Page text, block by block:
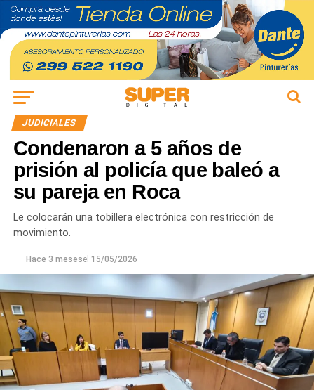
JUDICIALES
Condenaron a 5 años de
prisión al policía que baleó a
su pareja en Roca
Le colocarán una tobillera electrónica con restricción de
movimiento.
Hace 3 mesesel 15/05/2026